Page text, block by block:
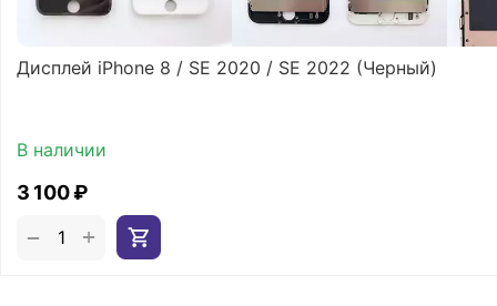
Дисплей iPhone 8 / SE 2020 / SE 2022 (Черный)
В наличии
3 100₽
+
−